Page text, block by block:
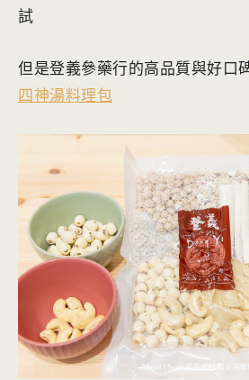
試
但是登義參藥行的高品質與好口
四神湯料理包